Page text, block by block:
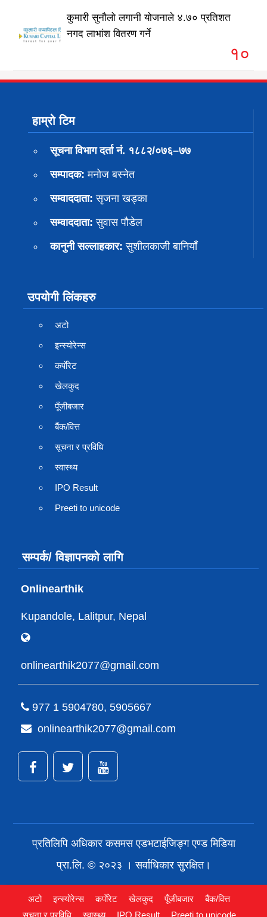
कुमारी सुनौलो लगानी योजनाले ४.७० प्रतिशत
नगद लाभांश वितरण गर्ने
१०
हाम्रो टिम
सूचना विभाग दर्ता नं. १८८२/०७६–७७
सम्पादक: मनोज बस्नेत
सम्वाददाता: सृजना खड्का
सम्वाददाता: सुवास पाैडेल
कानुनी सल्लाहकार: सुशीलकाजी बानियाँ
उपयोगी लिंकहरु
अटो
इन्स्योरेन्स
कर्पाेरेट
खेलकुद
पूँजीबजार
बैंक/वित्त
सूचना र प्रविधि
स्वास्थ्य
IPO Result
Preeti to unicode
सम्पर्क/ विज्ञापनको लागि
Onlinearthik
Kupandole, Lalitpur, Nepal
onlinearthik2077@gmail.com
977 1 5904780, 5905667
onlinearthik2077@gmail.com
प्रतिलिपि अधिकार कसमस एडभटाईजिङ्ग एण्ड मिडिया
प्रा.लि. © २०२३ । सर्वाधिकार सुरक्षित।
अटो इन्स्योरेन्स कर्पाेरेट खेलकुद पूँजीबजार
बैंक/वित्त
सूचना र प्रविधि
स्वास्थ्य IPO Result Preeti to unicode